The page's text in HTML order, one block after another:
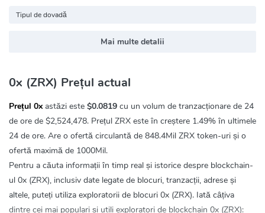
Tipul de dovadă
Mai multe detalii
0x (ZRX) Prețul actual
Prețul 0x astăzi este $0.0819 cu un volum de tranzacționare de 24
de ore de $2,524,478. Prețul ZRX este în creștere 1.49% în ultimele
24 de ore. Are o ofertă circulantă de 848.4Mil ZRX token-uri și o
ofertă maximă de 1000Mil.
Pentru a căuta informații în timp real și istorice despre blockchain-
ul 0x (ZRX), inclusiv date legate de blocuri, tranzacții, adrese și
altele, puteți utiliza exploratorii de blocuri 0x (ZRX). Iată câțiva
dintre cei mai populari și utili exploratori de blockchain 0x (ZRX):